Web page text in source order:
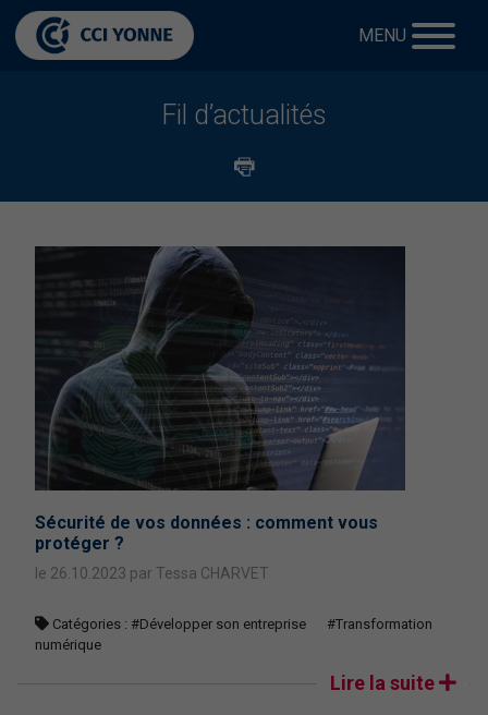
MENU
Fil d’actualités
Sécurité de vos données : comment vous
protéger ?
le 26.10.2023 par Tessa CHARVET
Catégories : #Développer son entreprise
#Transformation
numérique
Lire la suite